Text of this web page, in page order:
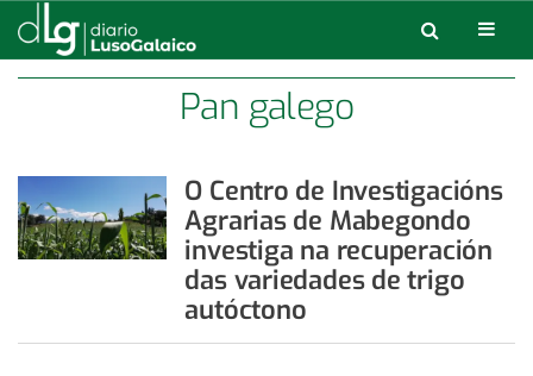
Pan galego
O Centro de Investigacións
Agrarias de Mabegondo
investiga na recuperación
das variedades de trigo
autóctono